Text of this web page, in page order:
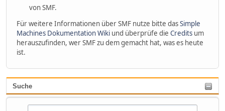
Suche
von SMF.
Für weitere Informationen über SMF nutze bitte dasSimple
Machines Dokumentation Wiki und überprüfe die Credits um
herauszufinden, wer SMF zu dem gemacht hat, was es heute
ist.